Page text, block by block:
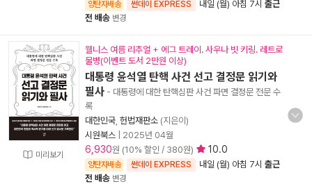
양탄자배송 썬데이 EXPRESS 내일 (월) 아침 7시 출근
전 배송 변경
미리보기
웰니스 여름 리추얼 + 에그 트레이. 사우나 빗 키링. 레트로
물병(이벤트 도서 2만원 이상)
대통령 윤석열 탄핵 사건 선고 결정문 읽기와
필사 - 대통령에 대한 탄핵심판 사건 파면 결정문 전문 수
록
대한민국 헌법재판소 (지은이)
시원북스
2025년 04월
6,930원 (10% 할인 / 380원) 10.0
양탄자배송 썬데이 EXPRESS 내일 (월) 아침 7시 출근
전 배송 변경